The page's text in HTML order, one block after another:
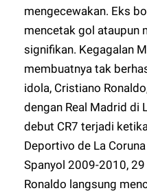
mengecewakan. Eks
mencetak gol ataupun
signifikan. Kegagalan
membuatnya tak
idola, Cristiano
dengan Real Madrid di
debut CR7 terjadi
Deportivo de La
Spanyol 2009-2010,
Ronaldo langsung